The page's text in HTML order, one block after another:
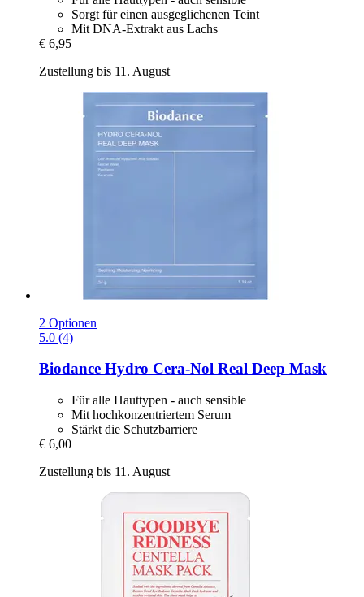
Sorgt für einen ausgeglichenen Teint
Mit DNA-Extrakt aus Lachs
€ 6,95
Zustellung bis 11. August
2 Optionen
5.0 (4)
Biodance Hydro Cera-​Nol Real Deep Mask
Für alle Hauttypen - auch sensible
Mit hochkonzentriertem Serum
Stärkt die Schutzbarriere
€ 6,00
Zustellung bis 11. August